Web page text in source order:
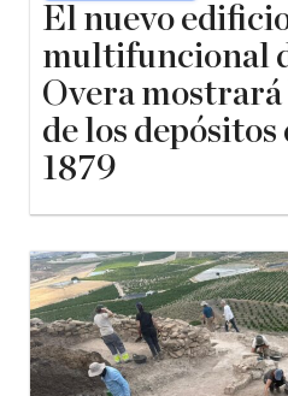
El nuevo
multifuncional
Overa mostrará
de los depósitos
1879